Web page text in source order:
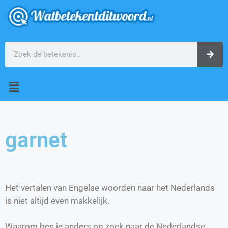
garnet
Het vertalen van Engelse woorden naar het Nederlands
is niet altijd even makkelijk.